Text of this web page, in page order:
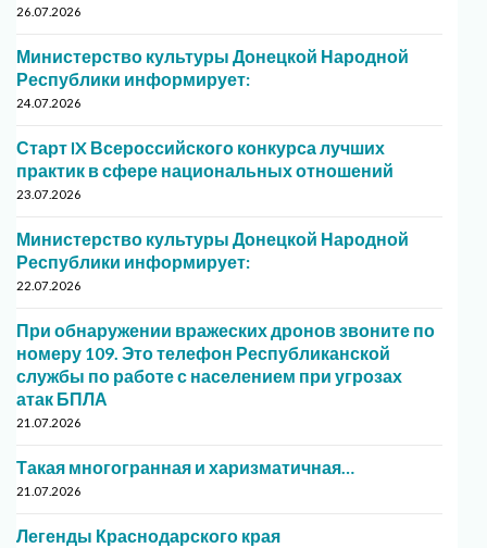
26.07.2026
Министерство культуры Донецкой Народной
Республики информирует:
24.07.2026
Старт IX Всероссийского конкурса лучших
практик в сфере национальных отношений
23.07.2026
Министерство культуры Донецкой Народной
Республики информирует:
22.07.2026
При обнаружении вражеских дронов звоните по
номеру 109. Это телефон Республиканской
службы по работе с населением при угрозах
атак БПЛА
21.07.2026
Такая многогранная и харизматичная…
21.07.2026
Легенды Краснодарского края